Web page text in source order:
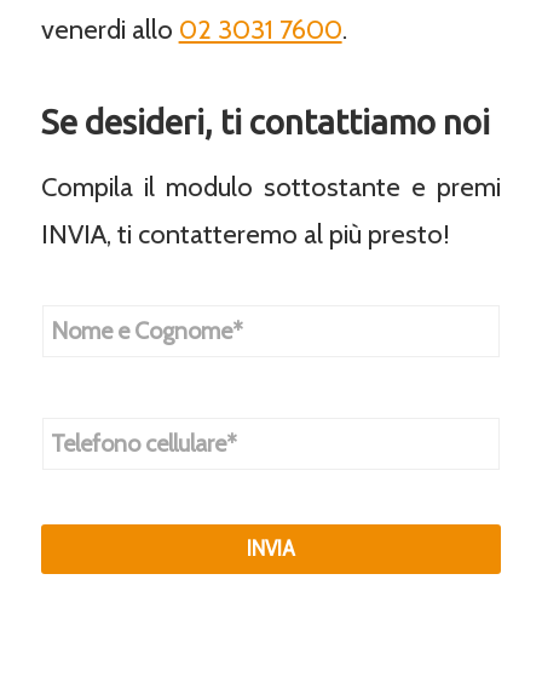
venerdi allo 02 3031 7600.
Se desideri, ti contattiamo noi
Compila il modulo sottostante e premi
INVIA, ti contatteremo al più presto!
N
C
o
e
T
f
n
INVIA